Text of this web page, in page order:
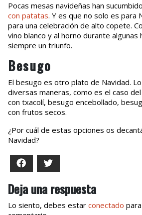
Pocas mesas navideñas han
con patatas. Y es que no solo es para
para una celebración de alto copete.
vino blanco y al horno durante
siempre un triunfo.
Besugo
El besugo es otro plato de Navidad.
diversas maneras, como es el caso
con txacolí, besugo encebollado,
con frutos secos.
¿Por cuál de estas opciones os
Navidad?
Facebook
Deja una respuesta
Lo siento, debes estar conectado